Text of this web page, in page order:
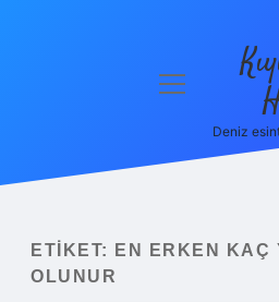
Yasal Uyarı
menüyü
Deniz
ETIKET:
EN ERKEN KAÇ
OLUNUR